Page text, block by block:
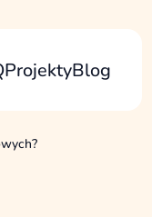
ProjektyBlog